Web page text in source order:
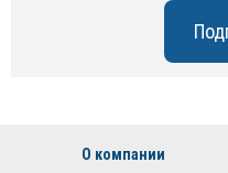
О компании